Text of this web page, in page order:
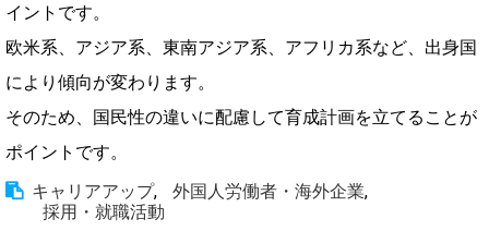
イントです。
欧米系、アジア系、東南アジア系、アフリカ系など、出身国
により傾向が変わります。
そのため、国民性の違いに配慮して育成計画を立てることが
ポイントです。
キャリアアップ, 外国人労働者・海外企業,
採用・就職活動